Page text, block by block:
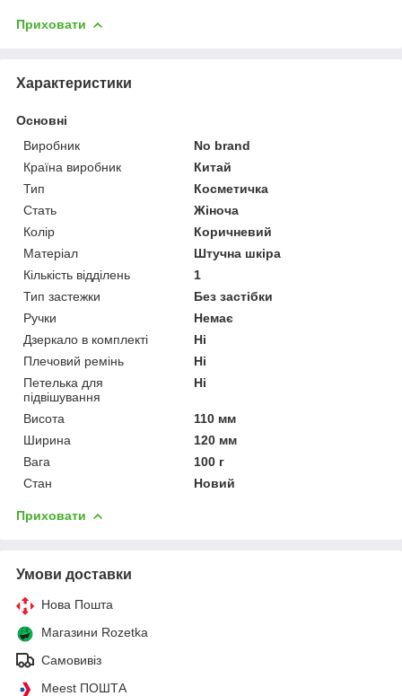
Приховати
Характеристики
Основні
Виробник
No brand
Країна виробник
Китай
Тип
Косметичка
Стать
Жіноча
Колір
Коричневий
Матеріал
Штучна шкіра
Кількість відділень
1
Тип застежки
Без застібки
Ручки
Немає
Дзеркало в комплекті
Ні
Плечовий ремінь
Ні
Петелька для
підвішування
Ні
Висота
110 мм
Ширина
120 мм
Вага
100 г
Стан
Новий
Приховати
Умови доставки
Нова Пошта
Магазини Rozetka
Самовивіз
Meest ПОШТА